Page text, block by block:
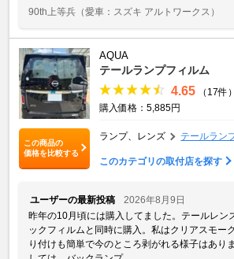
90th上等兵 （愛車：スズキ アルトワークス）
この商品の
価格を比較する
AQUA
テールランプフィルム
4.65
（17件）
購入価格：5,885円
ランプ、レンズ テールラン
このカテゴリの取付店を探す
ユーザーの最新投稿
2026年8月9日
昨年の10月頃には購入してました。テールレン
ックフィルムと同時に購入。私はクリアスモー
り付けも簡単で今のところ剥がれる様子はあ